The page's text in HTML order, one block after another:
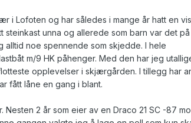
i Lofoten og har således i mange år hatt en
unna og allerede som barn var det på
noe spennende som skjedde. I hele
m/9 HK påhenger. Med den har jeg
opplevelser i skjærgården. I tillegg har
fått låne en gang i blant.
2 år som eier av en Draco 21 SC -87